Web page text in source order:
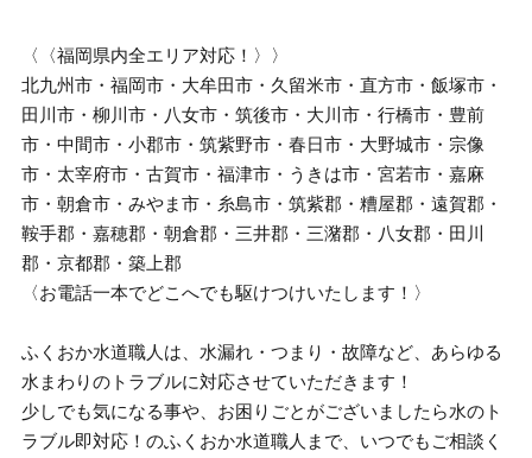
〈〈福岡県内全エリア対応！〉〉
北九州市・福岡市・大牟田市・久留米市・直方市・飯塚市・
田川市・柳川市・八女市・筑後市・大川市・行橋市・豊前
市・中間市・小郡市・筑紫野市・春日市・大野城市・宗像
市・太宰府市・古賀市・福津市・うきは市・宮若市・嘉麻
市・朝倉市・みやま市・糸島市・筑紫郡・糟屋郡・遠賀郡・
鞍手郡・嘉穂郡・朝倉郡・三井郡・三潴郡・八女郡・田川
郡・京都郡・築上郡
〈お電話一本でどこへでも駆けつけいたします！〉
ふくおか水道職人は、水漏れ・つまり・故障など、あらゆる
水まわりのトラブルに対応させていただきます！
少しでも気になる事や、お困りごとがございましたら水のト
ラブル即対応！のふくおか水道職人まで、いつでもご相談く